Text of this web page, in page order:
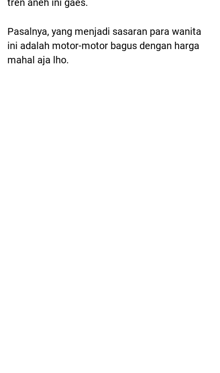
tren aneh ini gaes.
Pasalnya, yang menjadi sasaran para wanita
ini adalah motor-motor bagus dengan harga
mahal aja lho.